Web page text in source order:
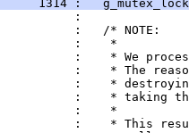
1314 :
:
:   /* NOTE:
:    *
:    * We
:    * The
:    *
:    * taking
:    *
:    * This